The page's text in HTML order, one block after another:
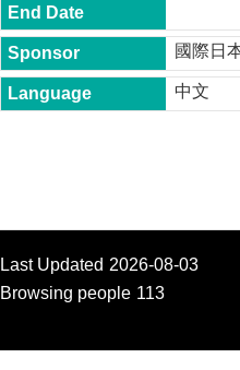
D
.
P
r
o
g
.
r
國際日
中文
Last Updated 2026-08-03
Browsing people 113